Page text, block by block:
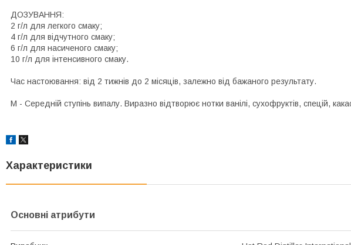
ДОЗУВАННЯ:
2 г/л для легкого смаку;
4 г/л для відчутного смаку;
6 г/л для насиченого смаку;
10 г/л для інтенсивного смаку.
Час настоювання: від 2 тижнів до 2 місяців, залежно від бажаного результату.
M - Середній ступінь випалу. Виразно відтворює нотки ванілі, сухофруктів, спецій,
Характеристики
Основні атрибути